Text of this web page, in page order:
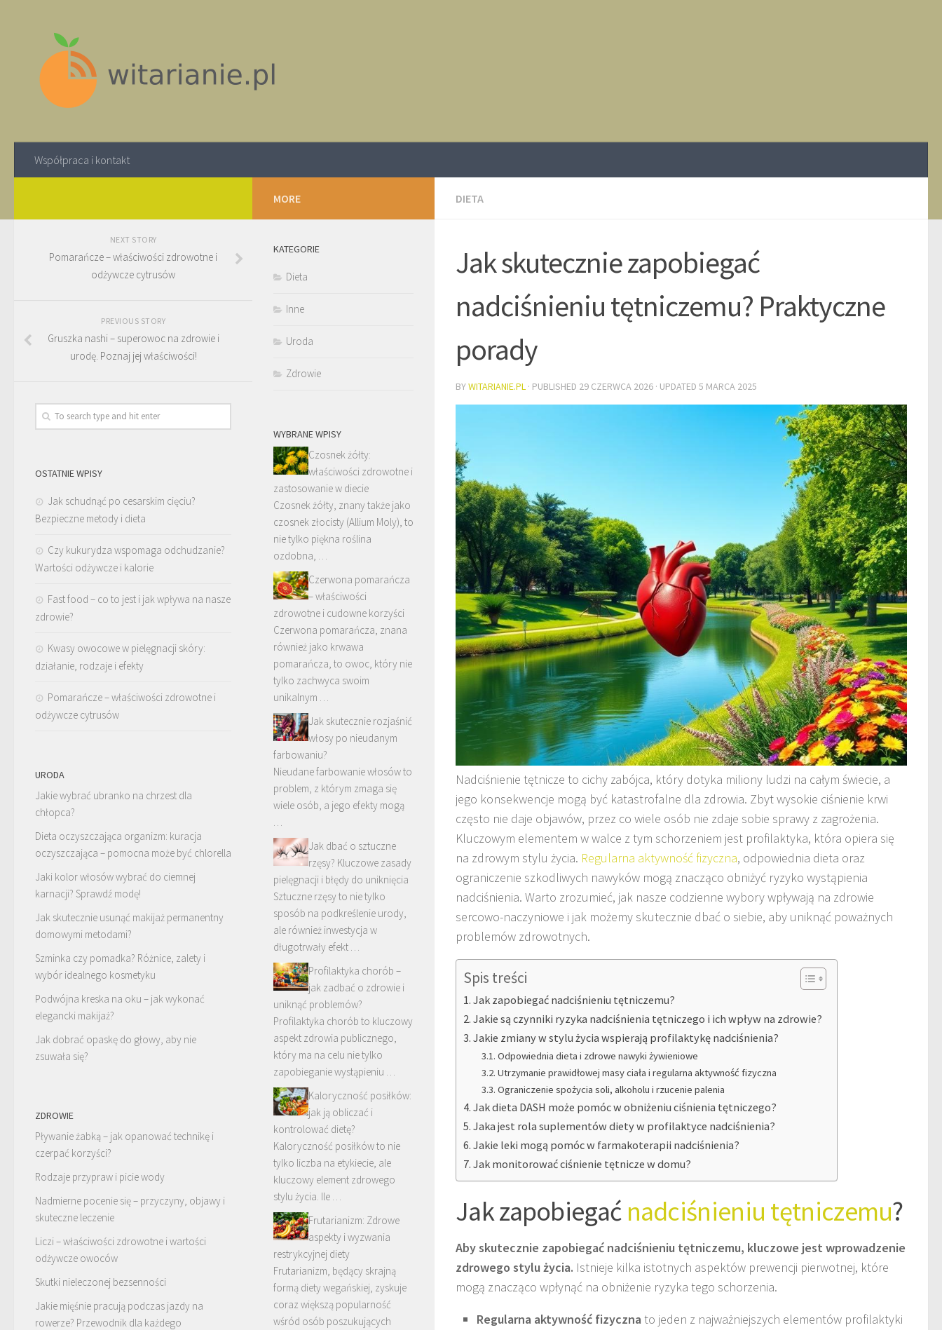
Współpraca i kontakt
DIETA
Jak skutecznie zapobiegać
nadciśnieniu tętniczemu? Praktyczne
porady
BYWITARIANIE.PL · PUBLISHED 29 CZERWCA 2026 · UPDATED 5 MARCA 2025
Nadciśnienie tętnicze to cichy zabójca, który dotyka miliony ludzi na całym świecie, a
jego konsekwencje mogą być katastrofalne dla zdrowia. Zbyt wysokie ciśnienie krwi
często nie daje objawów, przez co wiele osób nie zdaje sobie sprawy z zagrożenia.
Kluczowym elementem w walce z tym schorzeniem jest profilaktyka, która opiera się
na zdrowym stylu życia. Regularna aktywność fizyczna, odpowiednia dieta oraz
ograniczenie szkodliwych nawyków mogą znacząco obniżyć ryzyko wystąpienia
nadciśnienia. Warto zrozumieć, jak nasze codzienne wybory wpływają na zdrowie
sercowo-naczyniowe i jak możemy skutecznie dbać o siebie, aby uniknąć poważnych
problemów zdrowotnych.
Spis treści
Jak zapobiegać nadciśnieniu tętniczemu?
Jakie są czynniki ryzyka nadciśnienia tętniczego i ich wpływ na zdrowie?
Jakie zmiany w stylu życia wspierają profilaktykę nadciśnienia?
Odpowiednia dieta i zdrowe nawyki żywieniowe
Utrzymanie prawidłowej masy ciała i regularna aktywność fizyczna
Ograniczenie spożycia soli, alkoholu i rzucenie palenia
Jak dieta DASH może pomóc w obniżeniu ciśnienia tętniczego?
Jaka jest rola suplementów diety w profilaktyce nadciśnienia?
Jakie leki mogą pomóc w farmakoterapii nadciśnienia?
Jak monitorować ciśnienie tętnicze w domu?
Jak zapobiegać nadciśnieniu tętniczemu?
Aby skutecznie zapobiegać nadciśnieniu tętniczemu, kluczowe jest wprowadzenie
zdrowego stylu życia. Istnieje kilka istotnych aspektów prewencji pierwotnej, które
mogą znacząco wpłynąć na obniżenie ryzyka tego schorzenia.
Regularna aktywność fizyczna to jeden z najważniejszych elementów profilaktyki
NEXT STORY
Pomarańcze – właściwości zdrowotne i
odżywcze cytrusów
PREVIOUS STORY
Gruszka nashi – superowoc na zdrowie i
urodę. Poznaj jej właściwości!
OSTATNIE WPISY
Jak schudnąć po cesarskim cięciu?
Bezpieczne metody i dieta
Czy kukurydza wspomaga odchudzanie?
Wartości odżywcze i kalorie
Fast food – co to jest i jak wpływa na nasze
zdrowie?
Kwasy owocowe w pielęgnacji skóry:
działanie, rodzaje i efekty
Pomarańcze – właściwości zdrowotne i
odżywcze cytrusów
URODA
Jakie wybrać ubranko na chrzest dla
chłopca?
Dieta oczyszczająca organizm: kuracja
oczyszczająca – pomocna może być chlorella
Jaki kolor włosów wybrać do ciemnej
karnacji? Sprawdź modę!
Jak skutecznie usunąć makijaż permanentny
domowymi metodami?
Szminka czy pomadka? Różnice, zalety i
wybór idealnego kosmetyku
Podwójna kreska na oku – jak wykonać
elegancki makijaż?
Jak dobrać opaskę do głowy, aby nie
zsuwała się?
ZDROWIE
Pływanie żabką – jak opanować technikę i
czerpać korzyści?
Rodzaje przypraw i picie wody
Nadmierne pocenie się – przyczyny, objawy i
skuteczne leczenie
Liczi – właściwości zdrowotne i wartości
odżywcze owoców
Skutki nieleczonej bezsenności
Jakie mięśnie pracują podczas jazdy na
rowerze? Przewodnik dla każdego
MORE
KATEGORIE
Dieta
Inne
Uroda
Zdrowie
WYBRANE WPISY
Czosnek żółty:
właściwości zdrowotne i
zastosowanie w diecie
Czosnek żółty, znany także jako
czosnek złocisty (Allium Moly), to
nie tylko piękna roślina
ozdobna, …
Czerwona pomarańcza
– właściwości
zdrowotne i cudowne korzyści
Czerwona pomarańcza, znana
również jako krwawa
pomarańcza, to owoc, który nie
tylko zachwyca swoim
unikalnym …
Jak skutecznie rozjaśnić
włosy po nieudanym
farbowaniu?
Nieudane farbowanie włosów to
problem, z którym zmaga się
wiele osób, a jego efekty mogą
…
Jak dbać o sztuczne
rzęsy? Kluczowe zasady
pielęgnacji i błędy do uniknięcia
Sztuczne rzęsy to nie tylko
sposób na podkreślenie urody,
ale również inwestycja w
długotrwały efekt …
Profilaktyka chorób –
jak zadbać o zdrowie i
uniknąć problemów?
Profilaktyka chorób to kluczowy
aspekt zdrowia publicznego,
który ma na celu nie tylko
zapobieganie wystąpieniu …
Kaloryczność posiłków:
jak ją obliczać i
kontrolować dietę?
Kaloryczność posiłków to nie
tylko liczba na etykiecie, ale
kluczowy element zdrowego
stylu życia. Ile …
Frutarianizm: Zdrowe
aspekty i wyzwania
restrykcyjnej diety
Frutarianizm, będący skrajną
formą diety wegańskiej, zyskuje
coraz większą popularność
wśród osób poszukujących